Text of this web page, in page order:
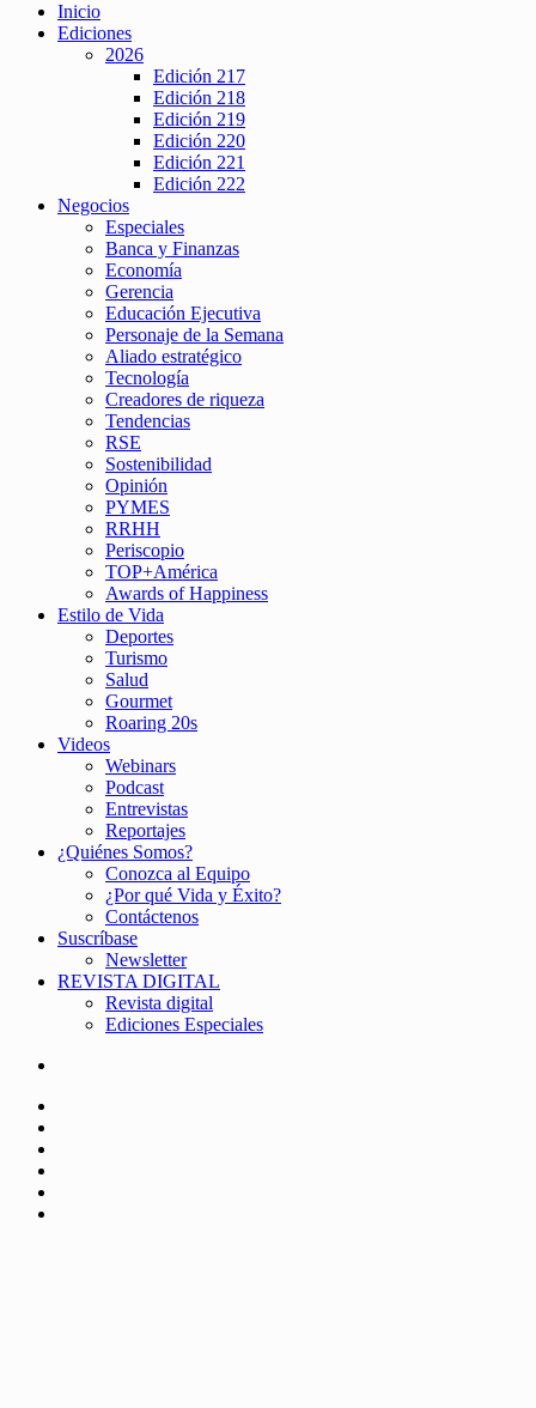
Inicio
Ediciones
2026
Edición 217
Edición 218
Edición 219
Edición 220
Edición 221
Edición 222
Negocios
Especiales
Banca y Finanzas
Economía
Gerencia
Educación Ejecutiva
Personaje de la Semana
Aliado estratégico
Tecnología
Creadores de riqueza
Tendencias
RSE
Sostenibilidad
Opinión
PYMES
RRHH
Periscopio
TOP+América
Awards of Happiness
Estilo de Vida
Deportes
Turismo
Salud
Gourmet
Roaring 20s
Videos
Webinars
Podcast
Entrevistas
Reportajes
¿Quiénes Somos?
Conozca al Equipo
¿Por qué Vida y Éxito?
Contáctenos
Suscríbase
Newsletter
REVISTA DIGITAL
Revista digital
Ediciones Especiales